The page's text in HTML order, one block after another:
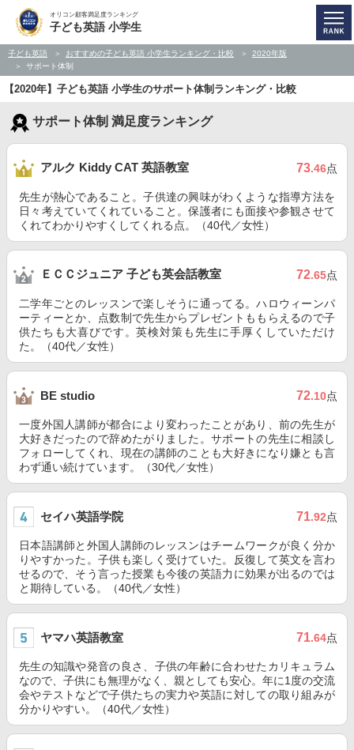
オリコン顧客満足度ランキング
子ども英語 小学生
子ども英語 おすすめの子ども英語 小学生ランキング・比較
2020年版
サポート体制
【2020年】子ども英語 小学生のサポート体制ランキング・比較
サポート体制 満足度ランキング
アルク Kiddy CAT 英語教室 73.46点
先生が熱心であること。子供達の興味がわくような指導方法を
日々考えていてくれていること。保護者にも面接や参観させて
くれてわかりやすくしてくれる点。（40代／女性）
ＥＣＣジュニア 子ども英会話教室 72.65点
二学年ごとのレッスンで楽しそうに通ってる。ハロウィーンパ
ーティーとか、点数制で先生からプレゼントももらえるので子
供たちも大喜びです。英検対策も先生に手厚くしていただけ
た。（40代／女性）
BE studio 72.10点
一度外国人講師が都合により変わったことがあり、前の先生が
大好きだったので辞めたがりました。サポートの先生に相談し
フォローしてくれ、現在の講師のことも大好きになり嫌とも言
わず通い続けています。（30代／女性）
セイハ英語学院 71.92点
日本語講師と外国人講師のレッスンはチームワークが良く分か
りやすかった。子供も楽しく受けていた。反復して英文を言わ
せるので、そう言った授業も今後の英語力に効果が出るのでは
と期待している。（40代／女性）
ヤマハ英語教室 71.64点
先生の知識や発音の良さ、子供の年齢に合わせたカリキュラム
なので、子供にも無理がなく、親としても安心。年に1度の交流
会やテストなどで子供たちの実力や英語に対しての取り組みが
分かりやすい。（40代／女性）